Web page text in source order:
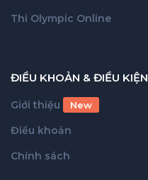
Thi Olympic Online
ĐIỀU KHOẢN & ĐIỀU KIỆN
Giới thiệu New
Điều khoản
Chính sách